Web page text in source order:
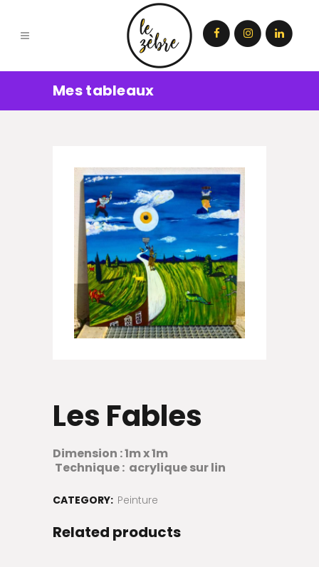
Mes tableaux
Les Fables
Dimension : 1m x 1m
Technique : acrylique sur lin
CATEGORY: Peinture
Related products